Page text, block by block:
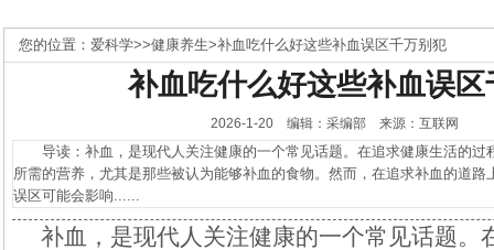
您的位置： 爱科学>>健康养生>补血吃什么好这些补血误区千万别犯
补血吃什么好这些补血误区
2026-1-20 编辑：采编部 来源：互联网
导读：补血，是现代人关注健康的一个常见话题。在追求健康生活的过
所需的营养，尤其是那些被认为能够补血的食物。然而，在追求补血的道
误区可能会影响......
补血，是现代人关注健康的一个常见话题。